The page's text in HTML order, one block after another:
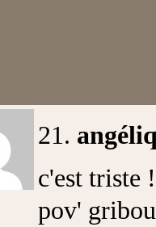
21.
c'est triste !
pov'